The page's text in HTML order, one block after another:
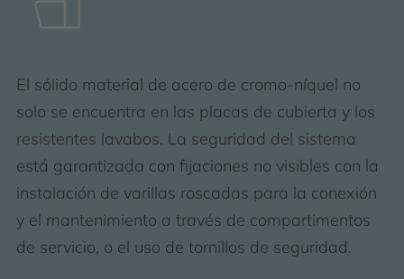
El sólido material de acero de cromo-níquel no
solo se encuentra en las placas de cubierta y los
resistentes lavabos. La seguridad del sistema
está garantizada con fijaciones no visibles con la
instalación de varillas roscadas para la conexión
y el mantenimiento a través de compartimentos
de servicio, o el uso de tornillos de seguridad.